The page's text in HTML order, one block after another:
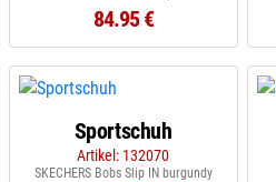
84.95 €
Sportschuh
Artikel: 132070
SKECHERS Bobs Slip IN burgundy